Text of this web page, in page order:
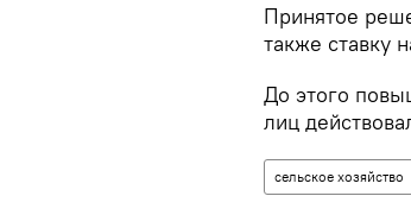
Принятое
также ставку
До этого
лиц
сельское хозяйство